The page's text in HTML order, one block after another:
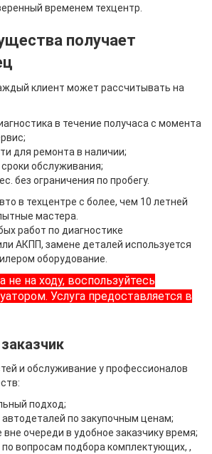
временем техцентр.
получает
клиент может рассчитывать на
в течение получаса с момента
для ремонта в наличии;
обслуживания;
без ограничения по пробегу.
в техцентре с более, чем 10 летней
мастера.
работ по диагностике
АКПП, замене деталей используется
оборудование.
на ходу, воспользуйтесь
Услуга предоставляется в
и обслуживание у профессионалов
подход;
по закупочным ценам;
очереди в удобное заказчику время;
по вопросам подбора комплектующих, ,